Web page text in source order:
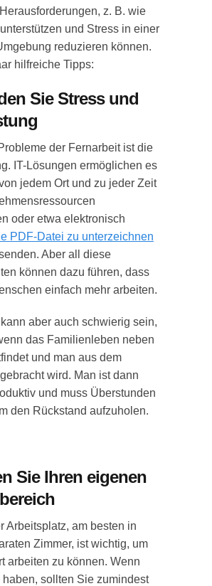
z. B. wie
und Stress in einer
reduzieren können.
hilfreiche Tipps:
Sie Stress und
der Fernarbeit ist die
IT-Lösungen ermöglichen es
jedem Ort und zu jeder Zeit
oder etwa elektronisch
PDF-Datei zu unterzeichnen
Aber all diese
können dazu führen, dass
einfach mehr arbeiten.
aber auch schwierig sein,
das Familienleben neben
und man aus dem
wird. Man ist dann
und muss Überstunden
den Rückstand aufzuholen.
Sie Ihren eigenen
Arbeitsplatz, am besten in
Zimmer, ist wichtig, um
arbeiten zu können. Wenn
sollten Sie zumindest